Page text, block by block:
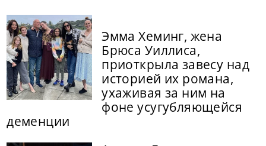
Эмма Хеминг, жена
Брюса Уиллиса,
приоткрыла завесу над
историей их романа,
ухаживая за ним на
фоне усугубляющейся
деменции